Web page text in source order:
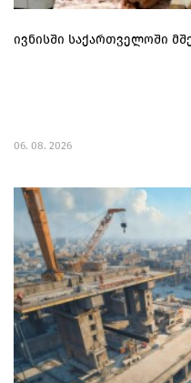
ივნისში საქართველოში
06. 08. 2026